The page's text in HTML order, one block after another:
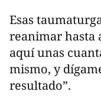
Esas
reanimar hasta
aquí unas
mismo, y
resultado”.